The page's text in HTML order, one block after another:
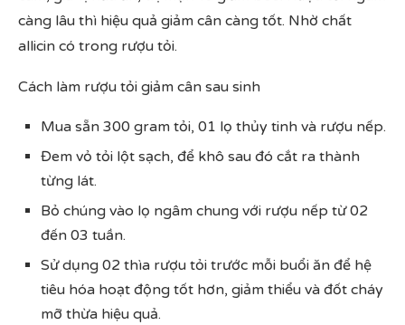
càng lâu thì hiệu quả giảm cân càng tốt. Nhờ chất
allicin có trong rượu tỏi.
Cách làm rượu tỏi giảm cân sau sinh
Mua sẵn 300 gram tỏi, 01 lọ thủy tinh và rượu nếp.
Đem vỏ tỏi lột sạch, để khô sau đó cắt ra thành
từng lát.
Bỏ chúng vào lọ ngâm chung với rượu nếp từ 02
đến 03 tuần.
Sử dụng 02 thìa rượu tỏi trước mỗi buổi ăn để hệ
tiêu hóa hoạt động tốt hơn, giảm thiểu và đốt cháy
mỡ thừa hiệu quả.